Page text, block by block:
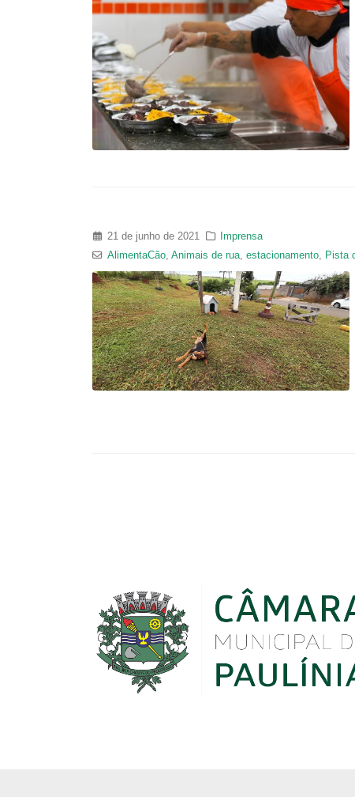
21 de junho de 2021
Imprensa
AlimentaCão, Animais de rua, estacionamento, Pista